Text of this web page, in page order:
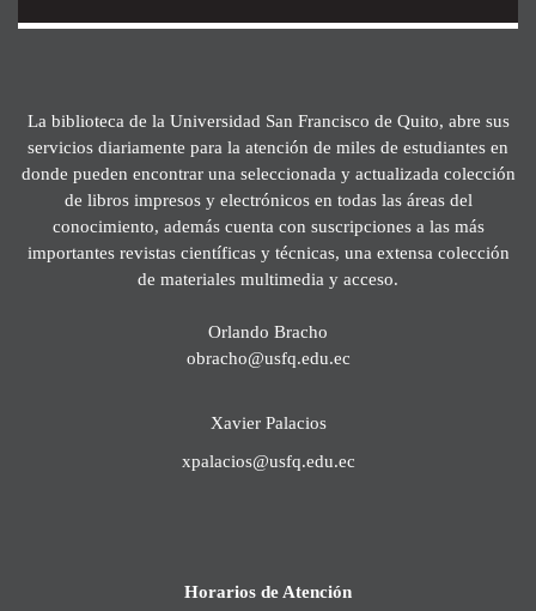
La biblioteca de la Universidad San Francisco de Quito, abre sus
servicios diariamente para la atención de miles de estudiantes en
donde pueden encontrar una seleccionada y actualizada colección
de libros impresos y electrónicos en todas las áreas del
conocimiento, además cuenta con suscripciones a las más
importantes revistas científicas y técnicas, una extensa colección
de materiales multimedia y acceso.
Orlando Bracho
obracho@usfq.edu.ec
Xavier Palacios
xpalacios@usfq.edu.ec
Horarios de Atención